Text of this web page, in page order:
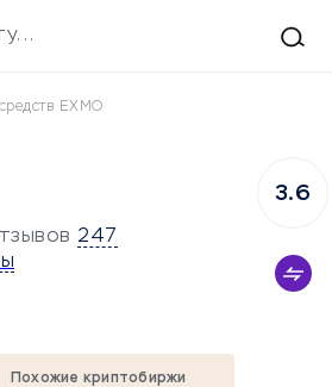
EXMO
247
3.6
Похожие криптобиржи